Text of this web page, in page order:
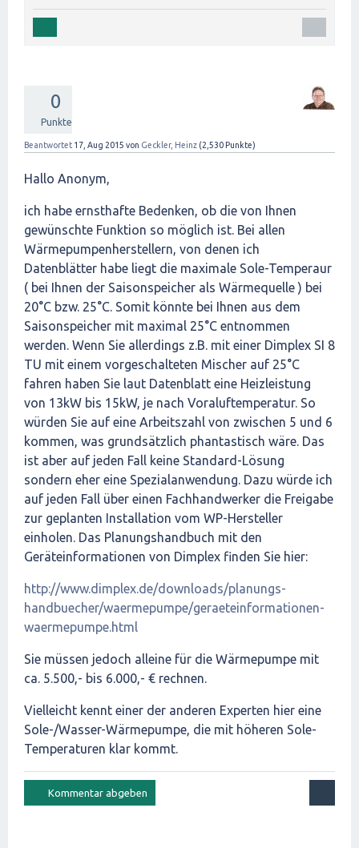
0
Punkte
Beantwortet 17, Aug 2015 von Geckler, Heinz (2,530 Punkte)
Hallo Anonym,
ich habe ernsthafte Bedenken, ob die von Ihnen
gewünschte Funktion so möglich ist. Bei allen
Wärmepumpenherstellern, von denen ich
Datenblätter habe liegt die maximale Sole-Temperaur
( bei Ihnen der Saisonspeicher als Wärmequelle ) bei
20°C bzw. 25°C. Somit könnte bei Ihnen aus dem
Saisonspeicher mit maximal 25°C entnommen
werden. Wenn Sie allerdings z.B. mit einer Dimplex SI 8
TU mit einem vorgeschalteten Mischer auf 25°C
fahren haben Sie laut Datenblatt eine Heizleistung
von 13kW bis 15kW, je nach Voraluftemperatur. So
würden Sie auf eine Arbeitszahl von zwischen 5 und 6
kommen, was grundsätzlich phantastisch wäre. Das
ist aber auf jeden Fall keine Standard-Lösung
sondern eher eine Spezialanwendung. Dazu würde ich
auf jeden Fall über einen Fachhandwerker die Freigabe
zur geplanten Installation vom WP-Hersteller
einholen. Das Planungshandbuch mit den
Geräteinformationen von Dimplex finden Sie hier:
http://www.dimplex.de/downloads/planungs-
handbuecher/waermepumpe/geraeteinformationen-
waermepumpe.html
Sie müssen jedoch alleine für die Wärmepumpe mit
ca. 5.500,- bis 6.000,- € rechnen.
Vielleicht kennt einer der anderen Experten hier eine
Sole-/Wasser-Wärmepumpe, die mit höheren Sole-
Temperaturen klar kommt.